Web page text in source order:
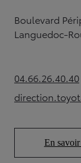
Boulevard
Languedoc-
04.66.26.40.40
(Opens
En